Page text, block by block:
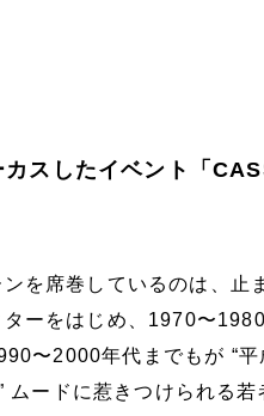
カスしたイベント「
を席巻しているのは、止
ーをはじめ、1970〜
〜2000年代までもが “
ムードに惹きつけられる